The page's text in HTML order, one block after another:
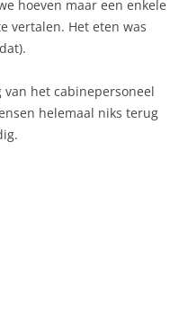
hoeven maar een enkele
vertalen. Het eten was
het cabinepersoneel
helemaal niks terug